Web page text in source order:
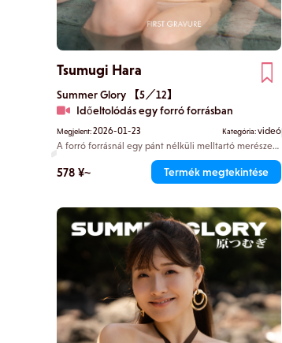
Tsumugi Hara
Summer Glory 【5／12】
Időeltolódás egy forró forrásban
Megjelent:2026-01-23 Kategória:videó
A forró forrásnál egy pánt nélküli melltartó merészen
természetesen Tsumugi kanyarulataira irányul.
Nedves haja tapad a bőréhez, arckifejezése kissé
578 ¥~ Termék megtekintése